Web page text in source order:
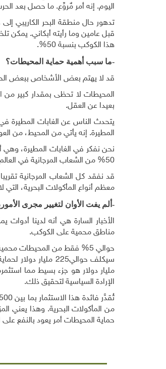
اليوم. إنه أمر مٌروِّع. ما حصل بعد
تدهور حال منطقة البحر الكاريبي
هذا الكوكب بنسبة 50%.
-ما سبب أهمية حماية المحيطات؟
قد لا يهتم بعض الأشخاص ببعض
المحيطات لا تحظى بمقدار كبير من
بعيدا عن العقل.
يتحدث الناس عن الغابات المطيرة
المطيرة. إنه يأتي من المحيط، من
نحن نفكر في الغابات المطيرة، وهي
50% من الشعاب المرجانية في العالم.
قد نفقد كل الشعاب المرجانية
معظم أنواع المأكولات البحرية،
-ألم يفت الأوان لتغيير مجرى
الأخبار السارة هي أنه لدينا أدوات
مناطق محمية على الكوكب.
مليار دولار هو جزء بسيط مما
الإرادة السياسية لتحقيق ذلك.
من المأكولات البحرية. وهذا يعني
حماية المحيطات أمر يعود بالنفع على